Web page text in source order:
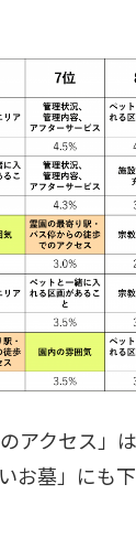
アクセス」
お墓」にも